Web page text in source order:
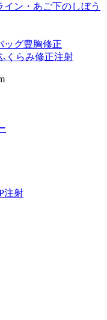
イン・あご下のしぼう
ッグ豊胸修正
くらみ修正注射
注射